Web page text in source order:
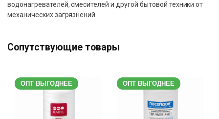
водонагревателей, смесителей и другой бытовой техники от
механических загрязнений.
Сопутствующие товары
ОПТ ВЫГОДНЕЕ ОПТ ВЫГОДНЕЕ